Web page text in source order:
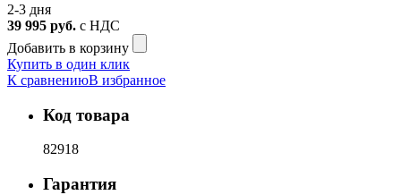
2-3 дня
39 995 руб. с НДС
Добавить в корзину
Купить в один клик
К сравнениюВ избранное
Код товара
82918
Гарантия